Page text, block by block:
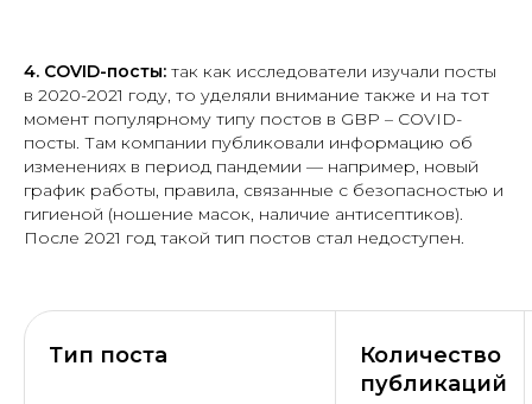
4. COVID-посты: так как исследователи изучали посты
в 2020-2021 году, то уделяли внимание также и на тот
момент популярному типу постов в GBP – COVID-
посты. Там компании публиковали информацию об
изменениях в период пандемии — например, новый
график работы, правила, связанные с безопасностью и
гигиеной (ношение масок, наличие антисептиков).
После 2021 год такой тип постов стал недоступен.
Тип поста
Количество
публикаций